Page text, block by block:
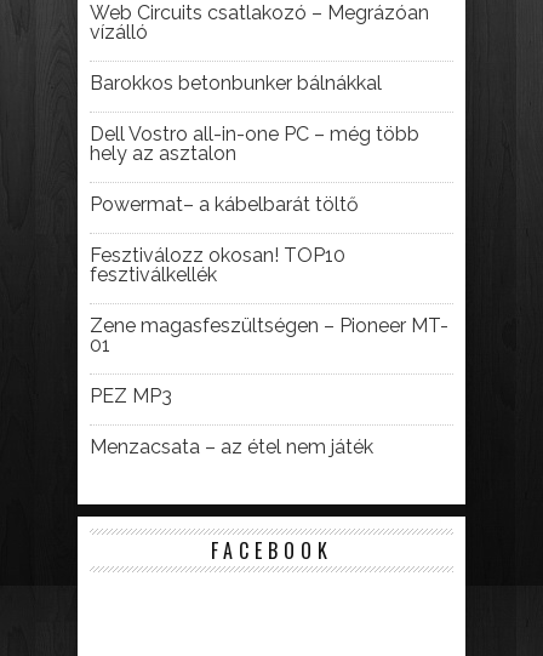
Web Circuits csatlakozó – Megrázóan
vízálló
Barokkos betonbunker bálnákkal
Dell Vostro all-in-one PC – még több
hely az asztalon
Powermat– a kábelbarát töltő
Fesztiválozz okosan! TOP10
fesztiválkellék
Zene magasfeszültségen – Pioneer MT-
01
PEZ MP3
Menzacsata – az étel nem játék
FACEBOOK